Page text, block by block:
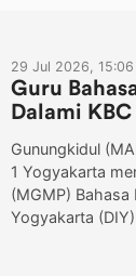
29 Jul 2026, 15:06
Guru
Dalami KBC
Gunungkidul
1 Yogyakarta
(MGMP)
Yogyakarta